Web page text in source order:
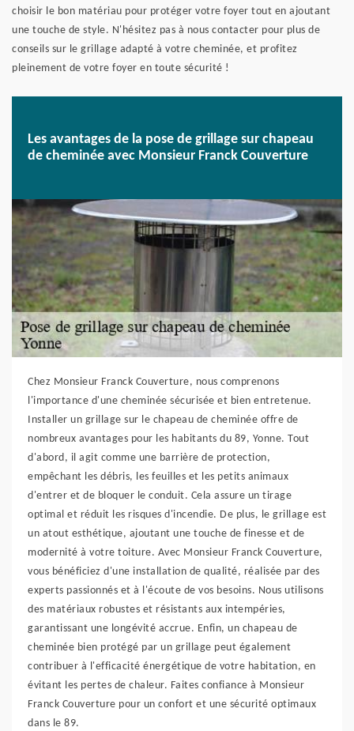
choisir le bon matériau pour protéger votre foyer tout en ajoutant
une touche de style. N'hésitez pas à nous contacter pour plus de
conseils sur le grillage adapté à votre cheminée, et profitez
pleinement de votre foyer en toute sécurité !
Les avantages de la pose de grillage sur chapeau
de cheminée avec Monsieur Franck Couverture
Chez Monsieur Franck Couverture, nous comprenons
l'importance d'une cheminée sécurisée et bien entretenue.
Installer un grillage sur le chapeau de cheminée offre de
nombreux avantages pour les habitants du 89, Yonne. Tout
d'abord, il agit comme une barrière de protection,
empêchant les débris, les feuilles et les petits animaux
d'entrer et de bloquer le conduit. Cela assure un tirage
optimal et réduit les risques d'incendie. De plus, le grillage est
un atout esthétique, ajoutant une touche de finesse et de
modernité à votre toiture. Avec Monsieur Franck Couverture,
vous bénéficiez d'une installation de qualité, réalisée par des
experts passionnés et à l'écoute de vos besoins. Nous utilisons
des matériaux robustes et résistants aux intempéries,
garantissant une longévité accrue. Enfin, un chapeau de
cheminée bien protégé par un grillage peut également
contribuer à l'efficacité énergétique de votre habitation, en
évitant les pertes de chaleur. Faites confiance à Monsieur
Franck Couverture pour un confort et une sécurité optimaux
dans le 89.